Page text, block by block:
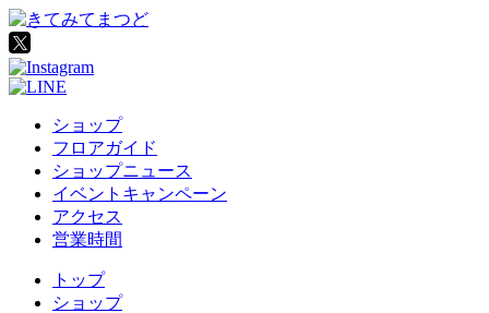
ショップ
フロアガイド
ショップニュース
イベントキャンペーン
アクセス
営業時間
トップ
ショップ